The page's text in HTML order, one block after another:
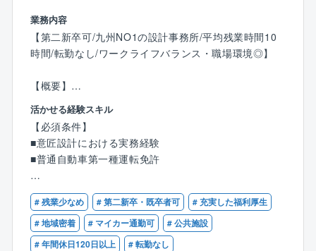
日祝）を導入するなどの他にも育児休業や、有給積極
取得にも力を入れています。育児休業の取得状況は10
0％。男性も取得実績があり、仕事とプライべートを両
業務内容
【第二新卒可/九州NO1の設計事務所/平均残業時間10
時間/転勤なし/ワークライフバランス・職場環境◎】
【概要】
■大分にて意匠設計を担当していただきます。（大分本
社および各支店で受注した案件の両方を担当しま
す。）
【具体的には】
■施主打ち合わせ、行政打ち合せ／基本設計（基本設計
図作成）／実施設計（実施設計図作成、法令チェッ
ク）／建築確認申請ほか、関係法令の許認可業務／設
計監理業務
活かせる経験スキル
【必須条件】
■意匠設計における実務経験
■普通自動車第一種運転免許
【歓迎条件】
■一級もしくは二級建築士
# 残業少なめ # 第二新卒・既卒者可
# 充実した福利厚生
# 地域密着
# マイカー通勤可
# 公共施設
# 年間休日120日以上
# 転勤なし